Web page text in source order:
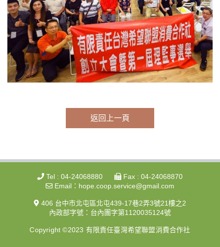
返回上一頁
Tel : 04-24068880
Fax : 04-24068870
Email：hope.coop.service@gmail.com
406 台中市北屯區北屯439-17巷2弄3號21樓之2
內政部字號：台內團字第1120035124號
Copyright ©2023 有限責任臺灣希望聯盟消費合作社